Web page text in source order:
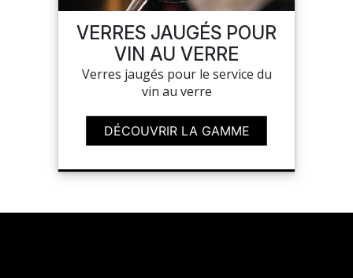
MES LISTES
VERRES JAUGÉS POUR
VIN AU VERRE
Verres jaugés pour le service du
vin au verre
DÉCOUVRIR LA GAMME